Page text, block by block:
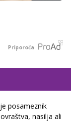
Priporoča
posameznik
nasilja ali